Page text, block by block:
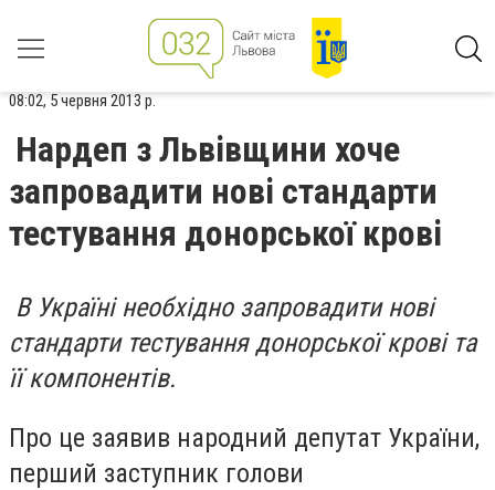
08:02, 5 червня 2013 р.
Нардеп з Львівщини хоче
запровадити нові стандарти
тестування донорської крові
В Україні необхідно запровадити нові
стандарти тестування донорської крові та
її компонентів.
Про це заявив народний депутат України,
перший заступник голови